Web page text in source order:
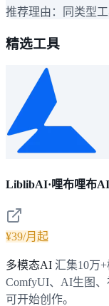
推荐理由： 同类型
精选工具
LiblibAI·哩布哩布AI
¥39/月起
多模态AI 汇集10万
ComfyUI、AI生图
可开始创作。